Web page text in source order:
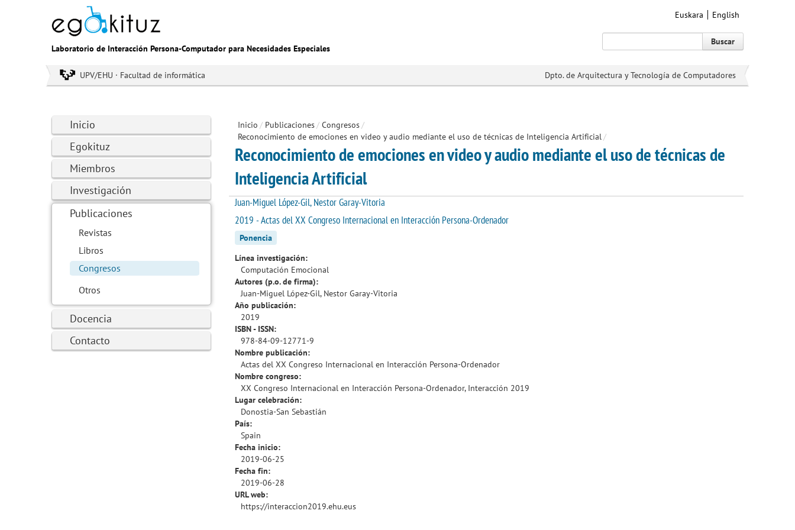
Laboratorio de Interacción Persona-Computador para Necesidades Especiales
Euskara English
Buscar
UPV/EHU · Facultad de informática Dpto. de Arquitectura y Tecnología de Computadores
Inicio
Egokituz
Miembros
Investigación
Publicaciones
Revistas
Libros
Congresos
Otros
Docencia
Contacto
Inicio / Publicaciones/ Congresos/
Reconocimiento de emociones en video y audio mediante el uso de técnicas de Inteligencia Artificial/
Reconocimiento de emociones en video y audio mediante el uso de técnicas de
Inteligencia Artificial
Juan-Miguel López-Gil, Nestor Garay-Vitoria
2019 - Actas del XX Congreso Internacional en Interacción Persona-Ordenador
Ponencia
Línea investigación:
Computación Emocional
Autores (p.o. de firma):
Juan-Miguel López-Gil, Nestor Garay-Vitoria
Año publicación:
2019
ISBN - ISSN:
978-84-09-12771-9
Nombre publicación:
Actas del XX Congreso Internacional en Interacción Persona-Ordenador
Nombre congreso:
XX Congreso Internacional en Interacción Persona-Ordenador, Interacción 2019
Lugar celebración:
Donostia-San Sebastián
País:
Spain
Fecha inicio:
2019-06-25
Fecha fin:
2019-06-28
URL web:
https://interaccion2019.ehu.eus